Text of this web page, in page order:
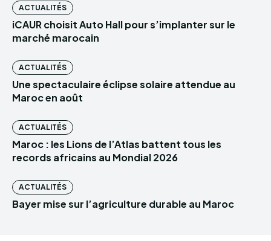
ACTUALITÉS
iCAUR choisit Auto Hall pour s’implanter sur le
marché marocain
ACTUALITÉS
Une spectaculaire éclipse solaire attendue au
Maroc en août
ACTUALITÉS
Maroc : les Lions de l’Atlas battent tous les
records africains au Mondial 2026
ACTUALITÉS
Bayer mise sur l’agriculture durable au Maroc